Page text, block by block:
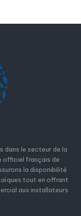
dans le secteur de la
officiel français de
la disponibilité
tout en offrant
aux installateurs